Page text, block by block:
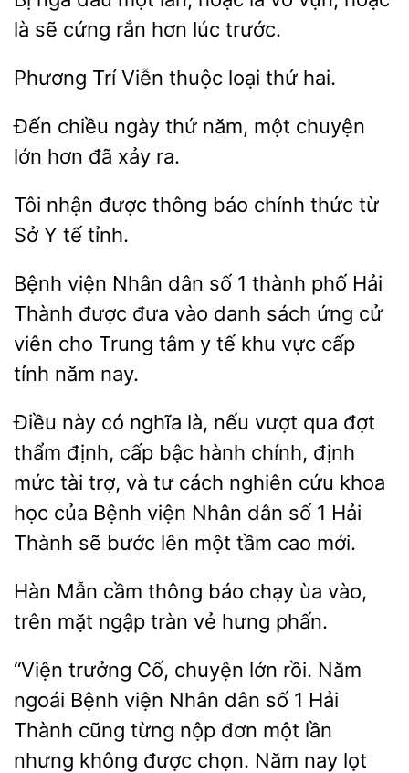
cứng rắn hơn lúc trước.
Viễn thuộc thứ hai.
Đến chiều ngày thứ năm,
chuyện
lớn
đã ra.
Tôi nhận được thông báo
thức từ
Y tế
Bệnh viện Nhân dân số 1 thành
Hải
được đưa vào danh sách ứng cử
viên cho Trung tâm y tế
vực cấp
tỉnh năm nay.
Điều này có nghĩa là, nếu vượt qua đợt
thẩm định, cấp bậc hành chính, định
mức tài trợ, và tư cách nghiên
khoa
học của Bệnh
Nhân dân số 1 Hải
Thành sẽ bước lên một tầm cao
Mẫn cầm thông báo chạy ùa vào,
mặt ngập
vẻ hưng phấn.
“Viện trưởng Cố, chuyện lớn rồi. Năm
ngoái Bệnh viện Nhân dân
1 Hải
Thành cũng từng nộp đơn một
nhưng không được chọn. Năm nay lọt